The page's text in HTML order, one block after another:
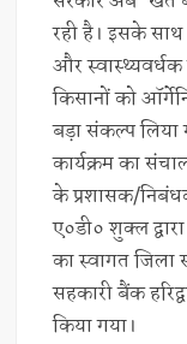
रही है। इसके
और
किसानों को
बड़ा संकल्प लिया
कार्यक्रम का
के प्रशासक/
ए०डी० शुक्ल
का स्वागत जिला
सहकारी बैंक
किया गया।